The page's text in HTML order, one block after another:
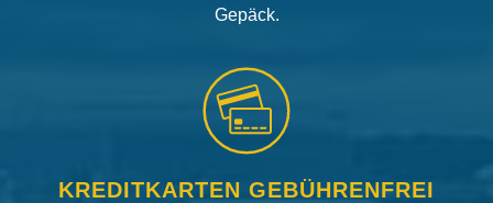
Gepäck.
KREDITKARTEN GEBÜHRENFREI